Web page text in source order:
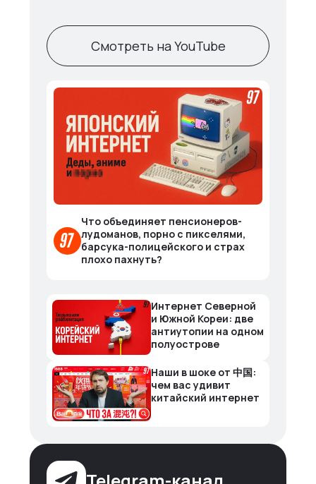
Смотреть на YouTube
Что объединяет пенсионеров-
лудоманов, порно с пикселями,
барсука-полицейского и страх
плохо пахнуть?
Интернет Северной
и Южной Кореи: две
антиутопии на одном
полуострове
Наши в шоке от 中国:
чем вас удивит
китайский интернет